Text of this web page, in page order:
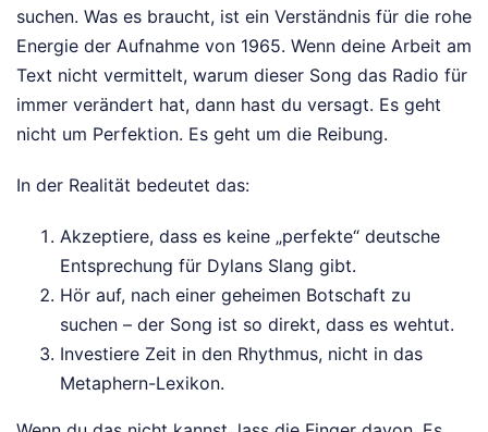
suchen. Was es braucht, ist ein Verständnis für die rohe
Energie der Aufnahme von 1965. Wenn deine Arbeit am
Text nicht vermittelt, warum dieser Song das Radio für
immer verändert hat, dann hast du versagt. Es geht
nicht um Perfektion. Es geht um die Reibung.
In der Realität bedeutet das:
Akzeptiere, dass es keine „perfekte“ deutsche
Entsprechung für Dylans Slang gibt.
Hör auf, nach einer geheimen Botschaft zu
suchen – der Song ist so direkt, dass es wehtut.
Investiere Zeit in den Rhythmus, nicht in das
Metaphern-Lexikon.